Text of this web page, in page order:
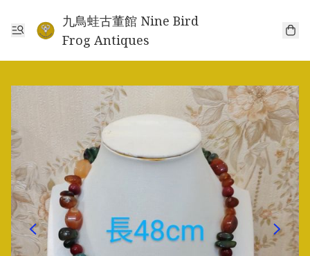
九鳥蛙古董館 Nine Bird
Frog Antiques